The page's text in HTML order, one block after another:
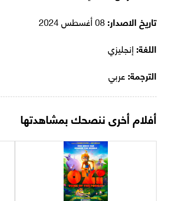
تاريخ الاصدار:
اللغة: إنجليزي
الترجمة: عربي
أفلام أخرى ننصحك بمشاهدتها